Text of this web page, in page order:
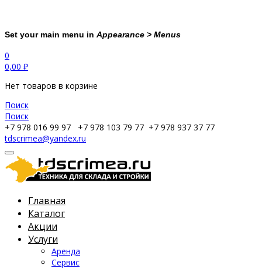
Set your main menu in Appearance > Menus
0
0,00 ₽
Нет товаров в корзине
Поиск
Поиск
+7 978 016 99 97
+7 978 103 79 77 +7 978 937 37 77
tdscrimea@yandex.ru
Главная
Каталог
Акции
Услуги
Аренда
Сервис